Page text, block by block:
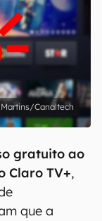
Canaltech
gratuito ao
Claro TV+,
que a